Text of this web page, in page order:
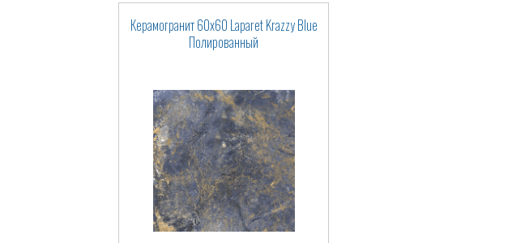
Керамогранит 60x60 Laparet Krazzy Blue
Полированный